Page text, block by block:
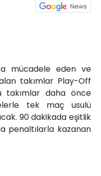
mücadele eden ve
takımlar Play-Off
takımlar daha önce
tek maç usulü
90 dakikada eşitlik
penaltılarla kazanan